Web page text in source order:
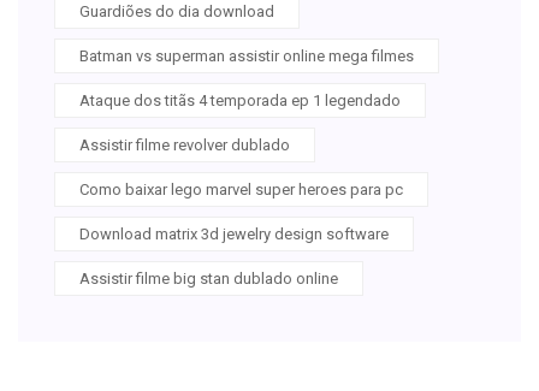
Guardiões do dia download
Batman vs superman assistir online mega filmes
Ataque dos titãs 4 temporada ep 1 legendado
Assistir filme revolver dublado
Como baixar lego marvel super heroes para pc
Download matrix 3d jewelry design software
Assistir filme big stan dublado online